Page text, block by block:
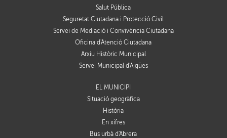
Salut Pública
Seguretat Ciutadana i Protecció Civil
Servei de Mediació i Convivència Ciutadana
Oficina d'Atenció Ciutadana
Arxiu Històric Municipal
Servei Municipal d'Aigües
EL MUNICIPI
Situació geogràfica
Història
En xifres
Bus urbà d'Abrera